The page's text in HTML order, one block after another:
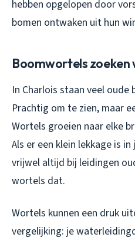
hebben opgelopen door
bomen ontwaken uit hun
Boomwortels zoeken
In Charlois staan veel
Prachtig om te zien, maar
Wortels groeien naar elke
Als er een klein lekkage is
vrijwel altijd bij leidingen
wortels dat.
Wortels kunnen een druk
vergelijking: je